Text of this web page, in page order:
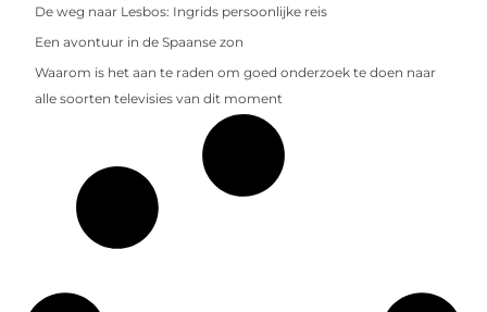
De weg naar Lesbos: Ingrids persoonlijke reis
Een avontuur in de Spaanse zon
Waarom is het aan te raden om goed onderzoek te doen naar
alle soorten televisies van dit moment